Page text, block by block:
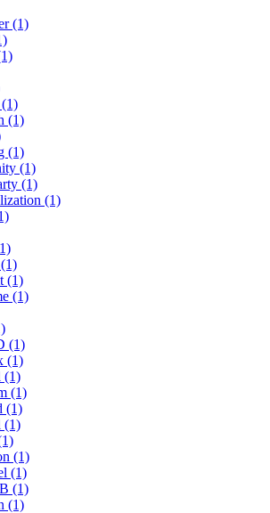
(1)
(1)
(1)
(1)
(1)
(1)
(1)
(1)
(1)
(1)
(1)
(1)
(1)
(1)
(1)
(1)
(1)
(1)